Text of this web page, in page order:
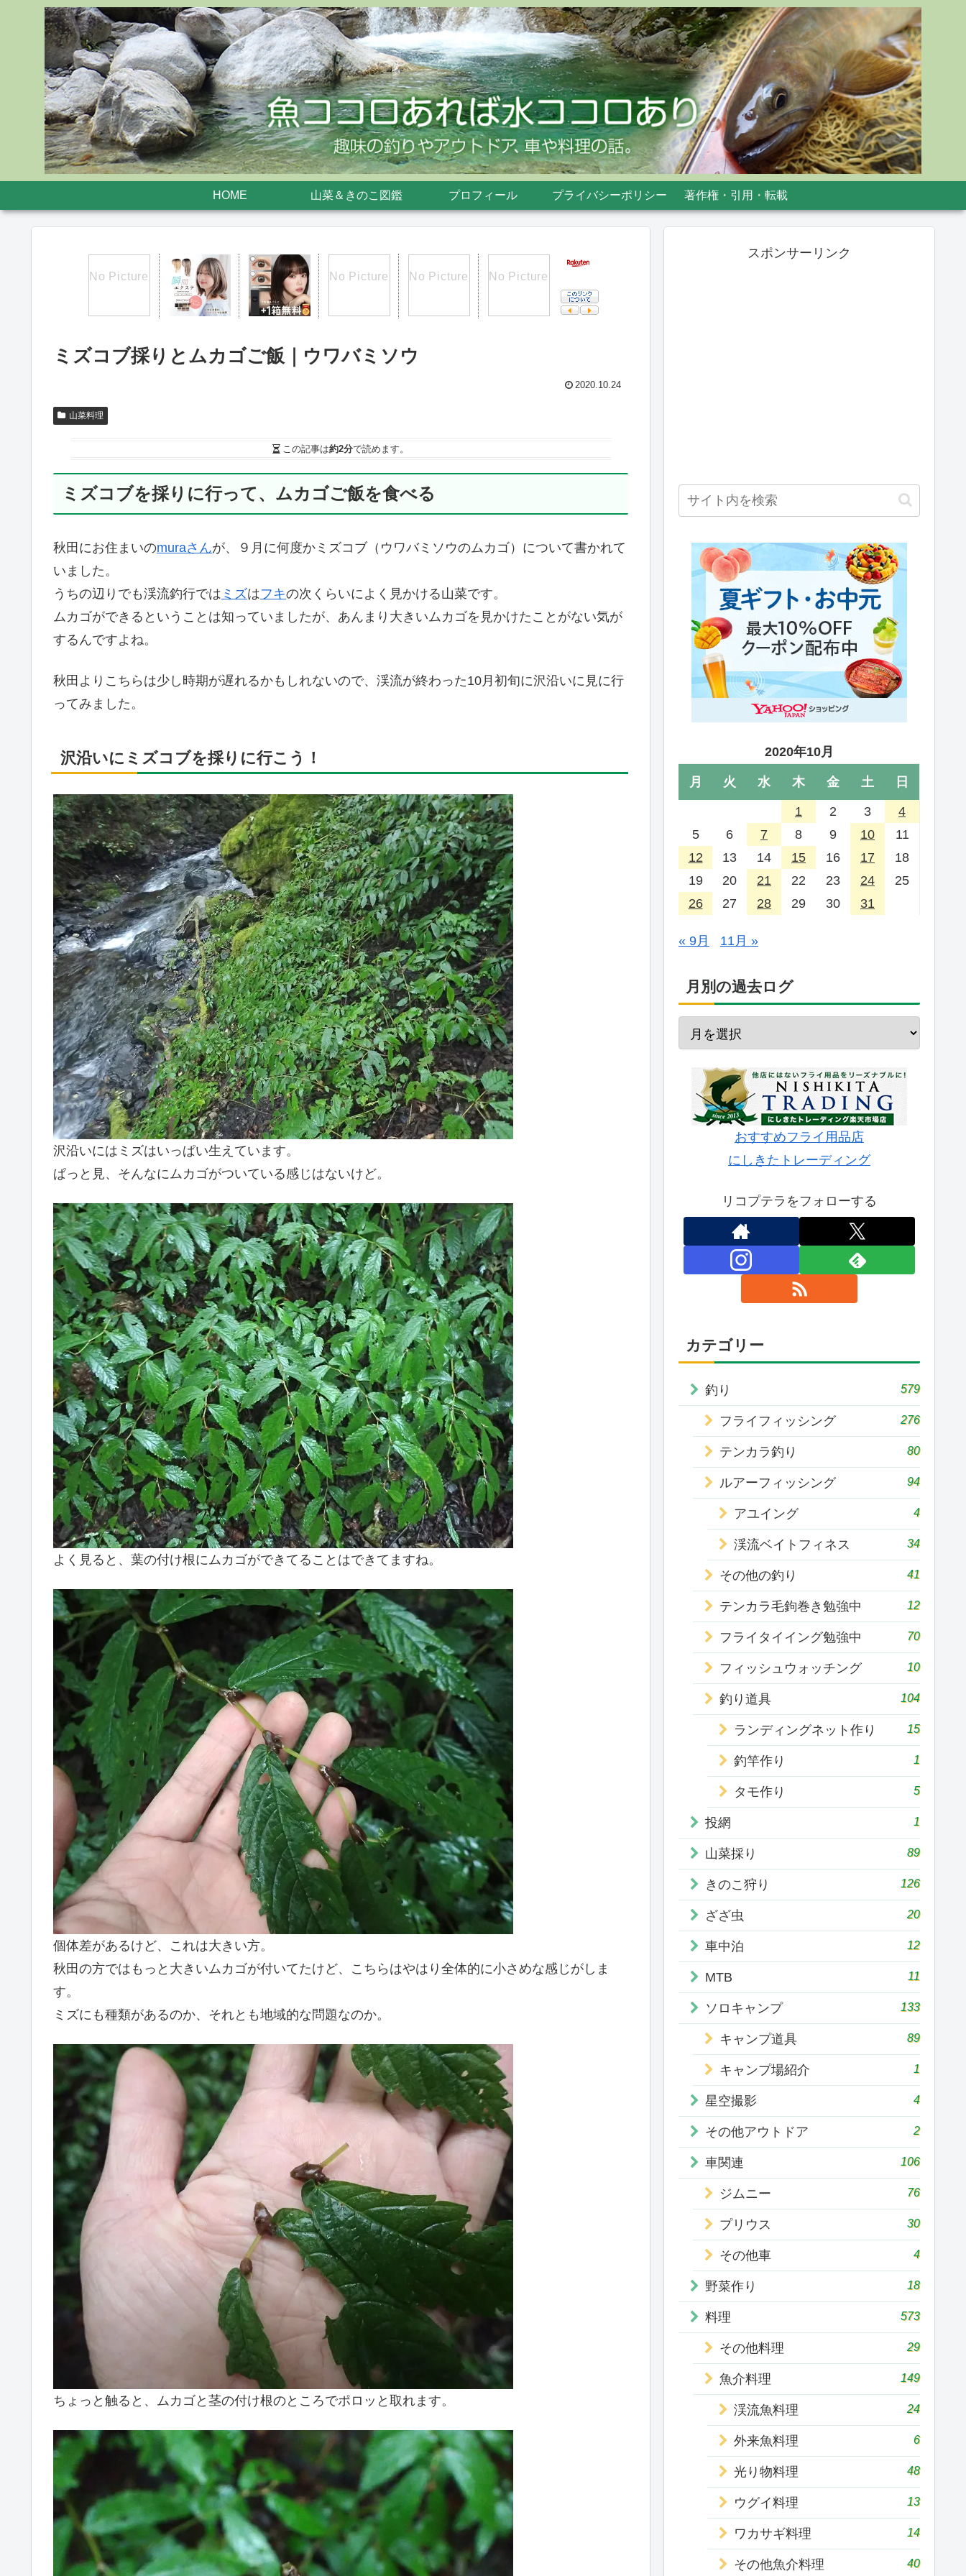
HOME 山菜＆きのこ図鑑 プロフィール プライバシーポリシー 著作権・引用・転載
ミズコブ採りとムカゴご飯｜ウワバミソウ
2020.10.24
山菜料理
この記事は約2分で読めます。
ミズコブを採りに行って、ムカゴご飯を食べる
秋田にお住まいのmuraさんが、９月に何度かミズコブ（ウワバミソウのムカゴ）について書かれて
いました。
うちの辺りでも渓流釣行では ミズはフキの次くらいによく見かける山菜です。
ムカゴができるということは知っていましたが、あんまり大きいムカゴを見かけたことがない気が
するんですよね。
秋田よりこちらは少し時期が遅れるかもしれないので、渓流が終わった10月初旬に沢沿いに見に行
ってみました。
沢沿いにミズコブを採りに行こう！
沢沿いにはミズはいっぱい生えています。
ぱっと見、そんなにムカゴがついている感じはないけど。
よく見ると、葉の付け根にムカゴができてることはできてますね。
個体差があるけど、これは大きい方。
秋田の方ではもっと大きいムカゴが付いてたけど、こちらはやはり全体的に小さめな感じがしま
す。
ミズにも種類があるのか、それとも地域的な問題なのか。
ちょっと触ると、ムカゴと茎の付け根のところでポロッと取れます。
スポンサーリンク
2020年10月
月 火 水 木 金 土 日
1 2 3
4
5
6 7 8 9 10
11
12
13 14 15 16 17
18
19
20 21 22 23 24
25
26
27 28 29 30 31
« 9月 11月 »
月別の過去ログ
おすすめフライ用品店
にしきたトレーディング
リコプテラをフォローする
カテゴリー
釣り 579
フライフィッシング 276
テンカラ釣り 80
ルアーフィッシング 94
アユイング 4
渓流ベイトフィネス 34
その他の釣り 41
テンカラ毛鉤巻き勉強中 12
フライタイイング勉強中 70
フィッシュウォッチング 10
釣り道具 104
ランディングネット作り 15
釣竿作り 1
タモ作り 5
投網 1
山菜採り 89
きのこ狩り 126
ざざ虫 20
車中泊 12
MTB 11
ソロキャンプ 133
キャンプ道具 89
キャンプ場紹介 1
星空撮影 4
その他アウトドア 2
車関連 106
ジムニー 76
プリウス 30
その他車 4
野菜作り 18
料理 573
その他料理 29
魚介料理 149
渓流魚料理 24
外来魚料理 6
光り物料理 48
ウグイ料理 13
ワカサギ料理 14
その他魚介料理 40